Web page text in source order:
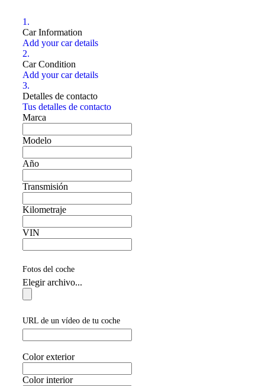
1.
Car Information
Add your car details
2.
Car Condition
Add your car details
3.
Detalles de contacto
Tus detalles de contacto
Marca
Modelo
Año
Transmisión
Kilometraje
VIN
Fotos del coche
Elegir archivo...
URL de un vídeo de tu coche
Color exterior
Color interior